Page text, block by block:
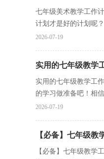
七年级美术教学工作
计划才是好的计划呢
2026-07-19
实用的七年级教学
实用的七年级教学工
的学习做准备吧！相
2026-07-19
【必备】七年级教
【必备】七年级教学